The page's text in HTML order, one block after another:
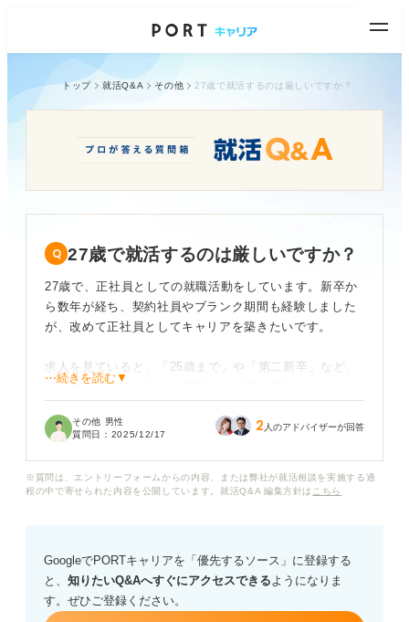
トップ 就活Q&A その他 27歳で就活するのは厳しいですか？
27歳で就活するのは厳しいですか？
27歳で、正社員としての就職活動をしています。新卒か
ら数年が経ち、契約社員やブランク期間も経験しました
が、改めて正社員としてキャリアを築きたいです。
求人を見ていると、「25歳まで」や「第二新卒」など、
若年層向けの枠が多く、27歳だと就活で不利ではないか
年齢がどれくらい影響するのかも気になる点です。
しょうか？
具体的な方法についてもアドバイスをお願いします。
⋯続きを読む▼
その他 男性
質問日： 2025/12/17 2 人のアドバイザーが回答
※質問は、エントリーフォームからの内容、または弊社が就活相談を実施する過
程の中で寄せられた内容を公開しています。就活Q&A 編集方針は こちら
GoogleでPORTキャリアを「優先するソース」に登録する
と、 知りたいQ&Aへすぐにアクセスできるようになりま
す。ぜひご登録ください。